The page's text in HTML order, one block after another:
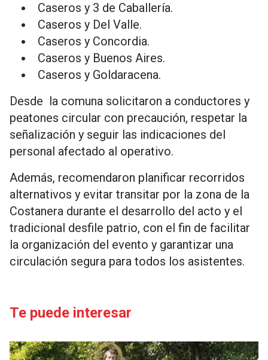
Caseros y 3 de Caballería.
Caseros y Del Valle.
Caseros y Concordia.
Caseros y Buenos Aires.
Caseros y Goldaracena.
Desde la comuna solicitaron a conductores y
peatones circular con precaución, respetar la
señalización y seguir las indicaciones del
personal afectado al operativo.
Además, recomendaron planificar recorridos
alternativos y evitar transitar por la zona de la
Costanera durante el desarrollo del acto y el
tradicional desfile patrio, con el fin de facilitar
la organización del evento y garantizar una
circulación segura para todos los asistentes.
Te puede interesar